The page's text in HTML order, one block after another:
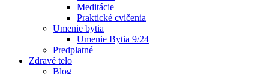
Meditácie
Praktické cvičenia
Umenie bytia
Umenie Bytia 9/24
Predplatné
Zdravé telo
Blog